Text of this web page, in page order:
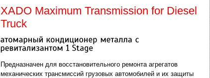
XADO Maximum Transmission for Diesel
Truck
Предназначен для восстановительного ремонта агрегатов
механических трансмиссий грузовых автомобилей и их защиты